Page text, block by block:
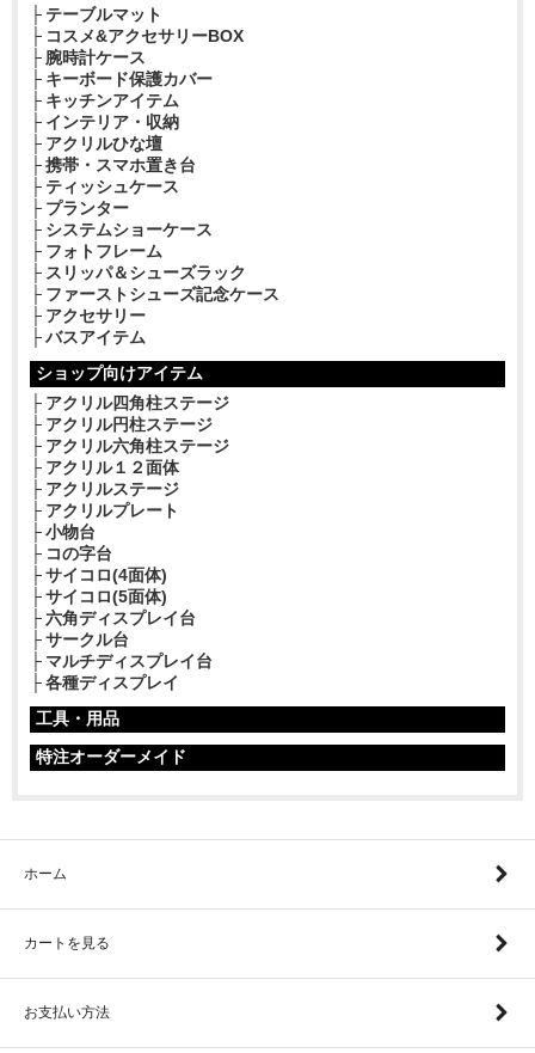
テーブルマット
コスメ&アクセサリーBOX
腕時計ケース
キーボード保護カバー
キッチンアイテム
インテリア・収納
アクリルひな壇
携帯・スマホ置き台
ティッシュケース
プランター
システムショーケース
フォトフレーム
スリッパ＆シューズラック
ファーストシューズ記念ケース
アクセサリー
バスアイテム
ショップ向けアイテム
アクリル四角柱ステージ
アクリル円柱ステージ
アクリル六角柱ステージ
アクリル１２面体
アクリルステージ
アクリルプレート
小物台
コの字台
サイコロ(4面体)
サイコロ(5面体)
六角ディスプレイ台
サークル台
マルチディスプレイ台
各種ディスプレイ
工具・用品
特注オーダーメイド
ホーム
カートを見る
お支払い方法